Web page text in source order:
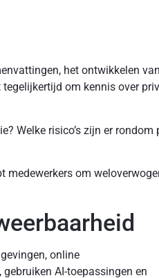
het ontwikkelen van
om kennis over
Welke risico’s zijn er rondom
medewerkers om
online
AI-toepassingen en